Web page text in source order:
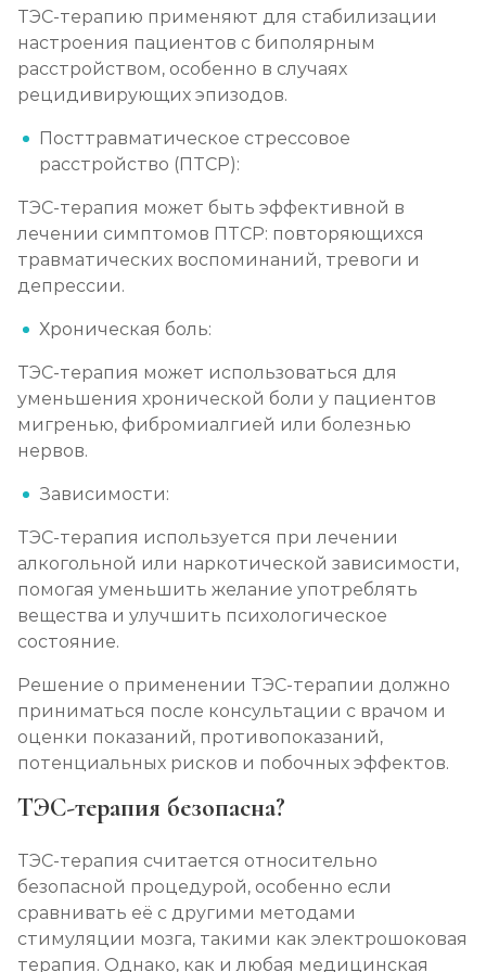
ТЭС-терапию применяют для стабилизации
настроения пациентов с биполярным
расстройством, особенно в случаях
рецидивирующих эпизодов.
Посттравматическое стрессовое
расстройство (ПТСР):
ТЭС-терапия может быть эффективной в
лечении симптомов ПТСР: повторяющихся
травматических воспоминаний, тревоги и
депрессии.
Хроническая боль:
ТЭС-терапия может использоваться для
уменьшения хронической боли у пациентов
мигренью, фибромиалгией или болезнью
нервов.
Зависимости:
ТЭС-терапия используется при лечении
алкогольной или наркотической зависимости,
помогая уменьшить желание употреблять
вещества и улучшить психологическое
состояние.
Решение о применении ТЭС-терапии должно
приниматься после консультации с врачом и
оценки показаний, противопоказаний,
потенциальных рисков и побочных эффектов.
ТЭС-терапия безопасна?
ТЭС-терапия считается относительно
безопасной процедурой, особенно если
сравнивать её с другими методами
стимуляции мозга, такими как электрошоковая
терапия. Однако, как и любая медицинская